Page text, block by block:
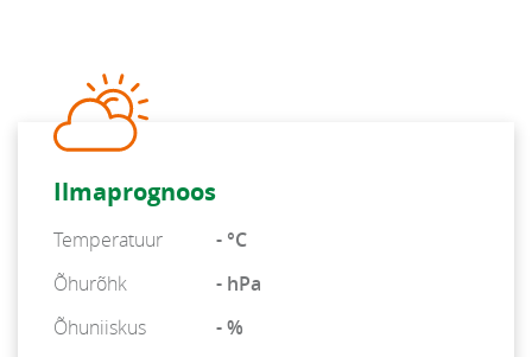
Ilmaprognoos
Temperatuur
- °C
Õhurõhk
- hPa
Õhuniiskus
- %